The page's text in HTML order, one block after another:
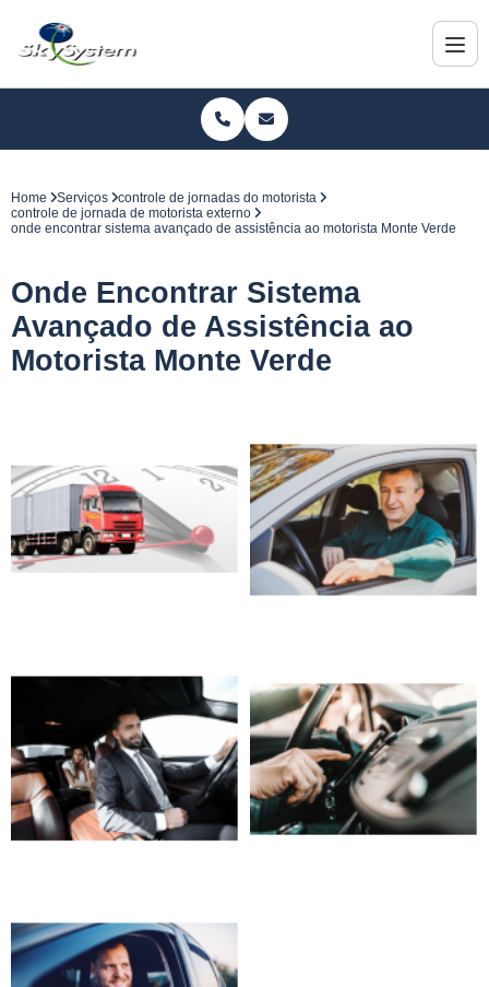
Home Serviços
controle de jornadas do motorista
controle de jornada de motorista externo
onde encontrar sistema avançado de assistência ao motorista Monte Verde
Onde Encontrar Sistema
Avançado de Assistência ao
Motorista Monte Verde